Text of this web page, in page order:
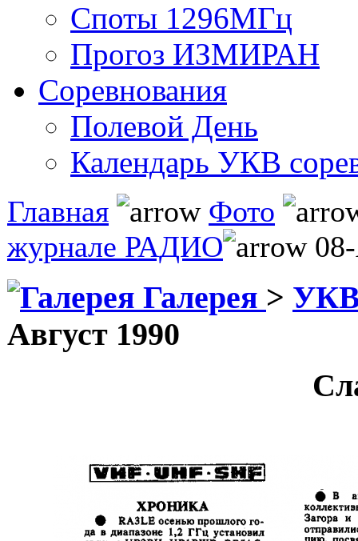
Споты 1296МГц
Прогоз ИЗМИРАН
Соревнования
Полевой День
Календарь УКВ
Главная
Фото
журнале РАДИО
08-
Галерея >
Август 1990